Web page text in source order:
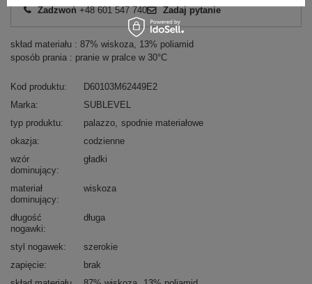
Zadzwoń +48 601 547 740 Zadaj pytanie
skład materiału : 87% wiskoza, 13% poliamid
sposób prania : pranie w pralce w 30°C
Kod produktu
D60103M62449E2
Marka
SUBLEVEL
typ produktu
palazzo spodnie materiałowe
okazja
codzienne
wzór
dominujący
gładki
materiał
dominujący
wiskoza
długość
nogawki
długa
styl nogawek
szerokie
zapięcie
brak